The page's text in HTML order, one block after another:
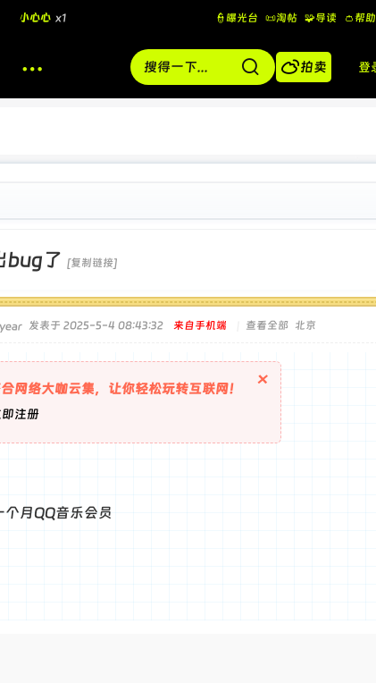
酷盖墨镜 x1
心心 x1
小心心 x1
👮曝光台 📜淘帖 🧩导读 👛帮助
拍卖 登
bug了 [复制链接]
发表于 2025-5-4 08:43:32 来自手机端 查看全部 北京
网络大咖云集，让你轻松玩转互联网！
即注册
×
月QQ音乐会员